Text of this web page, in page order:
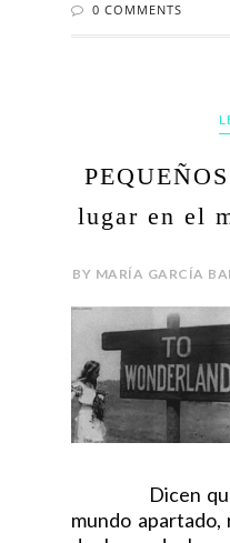
0 COMMENTS
lugar en el
BY MARÍA GARCÍA
Dicen que
mundo apartado,